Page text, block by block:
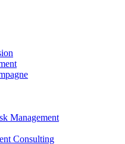
Management
Consulting